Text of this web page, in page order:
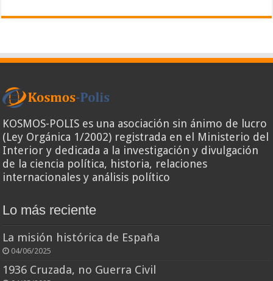
KOSMOS-POLIS es una asociación sin ánimo de lucro
(Ley Orgánica 1/2002) registrada en el Ministerio del
Interior y dedicada a la investigación y divulgación
de la ciencia política, historia, relaciones
internacionales y análisis político
Lo más reciente
La misión histórica de España
04/06/2025
1936 Cruzada, no Guerra Civil